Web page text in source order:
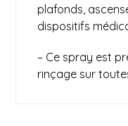
plafonds,
dispositifs
– Ce spray est
rinçage sur